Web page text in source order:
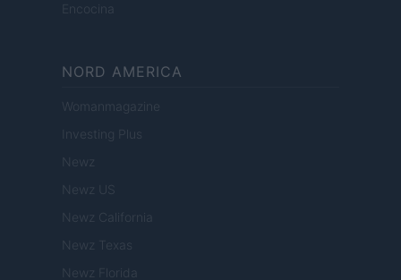
Encocina
NORD AMERICA
Womanmagazine
Investing Plus
Newz
Newz US
Newz California
Newz Texas
Newz Florida